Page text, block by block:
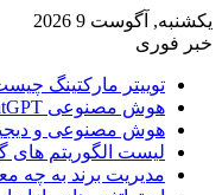
یکشنبه, آگوست 9 2026
خبر فوری
توییتر مارکتینگ
هوش مصنوعی ChatGPT چیست؟
هوش مصنوعی و
لیست الگوریتم
مدیریت برند به چه